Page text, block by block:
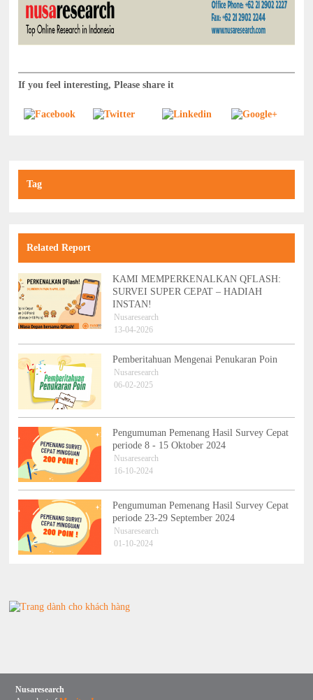
If you feel interesting, Please share it
Tag
Related Report
KAMI MEMPERKENALKAN QFLASH:
SURVEI SUPER CEPAT – HADIAH
INSTAN!
Nusaresearch
13-04-2026
Pemberitahuan Mengenai Penukaran Poin
Nusaresearch
06-02-2025
Pengumuman Pemenang Hasil Survey Cepat
periode 8 - 15 Oktober 2024
Nusaresearch
16-10-2024
Pengumuman Pemenang Hasil Survey Cepat
periode 23-29 September 2024
Nusaresearch
01-10-2024
Nusaresearch